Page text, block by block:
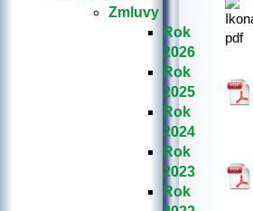
Zmluvy
Rok
2026
Rok
2025
Rok
2024
Rok
2023
Rok